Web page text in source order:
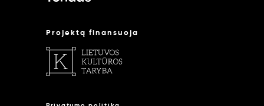
Projektą finansuoja